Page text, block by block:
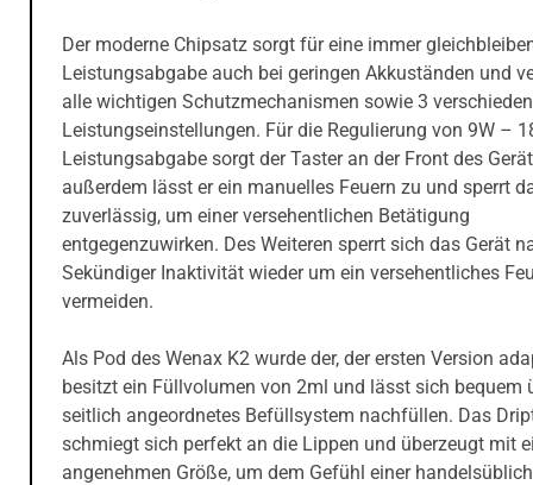
Der moderne Chipsatz sorgt für eine immer
Leistungsabgabe auch bei geringen Akkuständen und
alle wichtigen Schutzmechanismen sowie 3
Leistungseinstellungen. Für die Regulierung von 9W –
Leistungsabgabe sorgt der Taster an der Front des
außerdem lässt er ein manuelles Feuern zu und sperrt
zuverlässig, um einer versehentlichen Betätigung
entgegenzuwirken. Des Weiteren sperrt sich das Gerät
Sekündiger Inaktivität wieder um ein versehentliches
vermeiden.
Als Pod des Wenax K2 wurde der, der ersten Version
besitzt ein Füllvolumen von 2ml und lässt sich bequem
seitlich angeordnetes Befüllsystem nachfüllen. Das
schmiegt sich perfekt an die Lippen und überzeugt mit
angenehmen Größe, um dem Gefühl einer